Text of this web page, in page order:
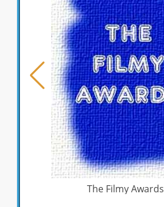
The Filmy Awards